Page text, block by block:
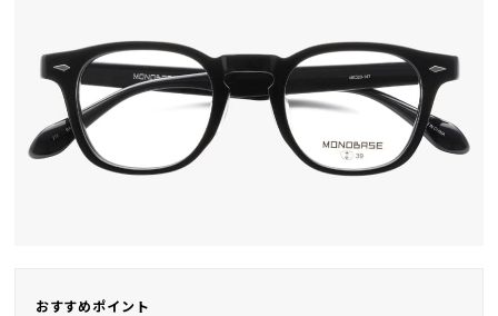
おすすめポイント